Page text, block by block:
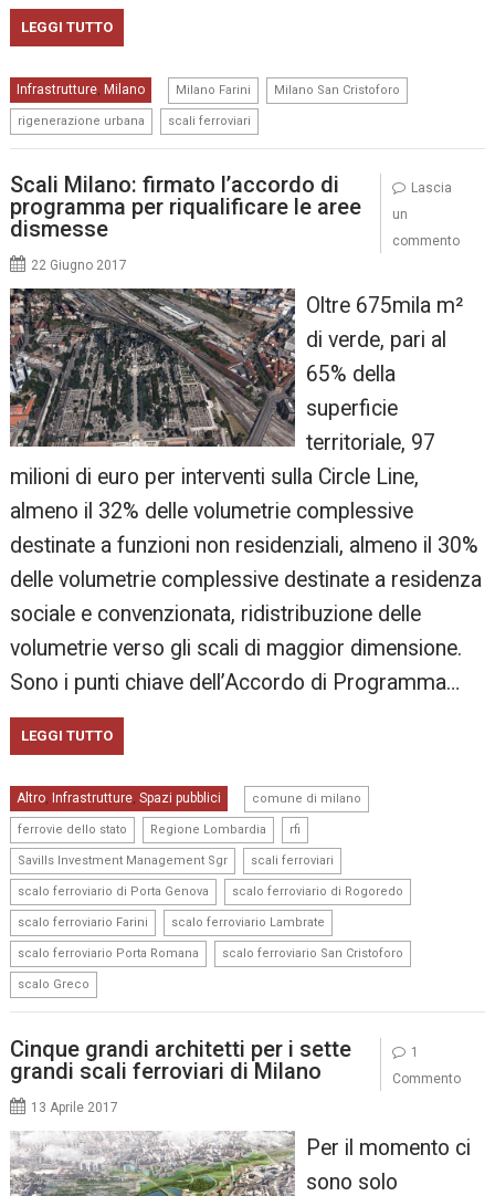
LEGGI TUTTO
Infrastrutture, Milano Milano Farini Milano San Cristoforo
rigenerazione urbana scali ferroviari
Scali Milano: firmato l’accordo di
programma per riqualificare le aree
dismesse
22 Giugno 2017
Oltre 675mila m²
di verde, pari al
65% della
superficie
territoriale, 97
milioni di euro per interventi sulla Circle Line,
almeno il 32% delle volumetrie complessive
destinate a funzioni non residenziali, almeno il 30%
delle volumetrie complessive destinate a residenza
sociale e convenzionata, ridistribuzione delle
volumetrie verso gli scali di maggior dimensione.
Sono i punti chiave dell’Accordo di Programma…
LEGGI TUTTO
Altro, Infrastrutture,Spazi pubblici comune di milano
ferrovie dello stato Regione Lombardia rfi
Savills Investment Management Sgr scali ferroviari
scalo ferroviario di Porta Genova scalo ferroviario di Rogoredo
scalo ferroviario Farini scalo ferroviario Lambrate
scalo ferroviario Porta Romana scalo ferroviario San Cristoforo
scalo Greco
Lascia
un
commento
Cinque grandi architetti per i sette
grandi scali ferroviari di Milano
13 Aprile 2017
Per il momento ci
sono solo
1
Commento